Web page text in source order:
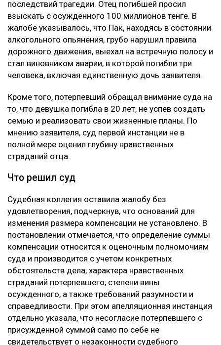
Глубину страданий отца не оценили
Апелляцию подал потерпевший Шотенов Р.К. — отец
20-летней Томирис Кыдырбек, погибшей в аварии.
При этом сам приговор Александру Паку он не
оспаривал. Жалоба касалась только размера
компенсации морального вреда. В суде
ранее 10 миллионов тенге не соответствуют тяжести
последствий трагедии. Отец погибшей просил
взыскать с осужденного 100 миллионов тенге. В
жалобе указывалось, что Пак, находясь в состоянии
алкогольного опьянения, грубо нарушил правила
дорожного движения, выехал на встречную полосу и
человека, включая единственную дочь заявителя.
Кроме того, потерпевший обращал внимание суда на
то, что девушка погибла в 20 лет, не успев создать
семью и реализовать свои жизненные планы. По
мнению заявителя, суд первой инстанции не в
полной мере оценил глубину нравственных
страданий отца.
Что решил суд
Судебная коллегия оставила жалобу без
удовлетворения, подчеркнув, что оснований для
изменения размера компенсации не установлено. В
постановлении отмечается, что определение суммы